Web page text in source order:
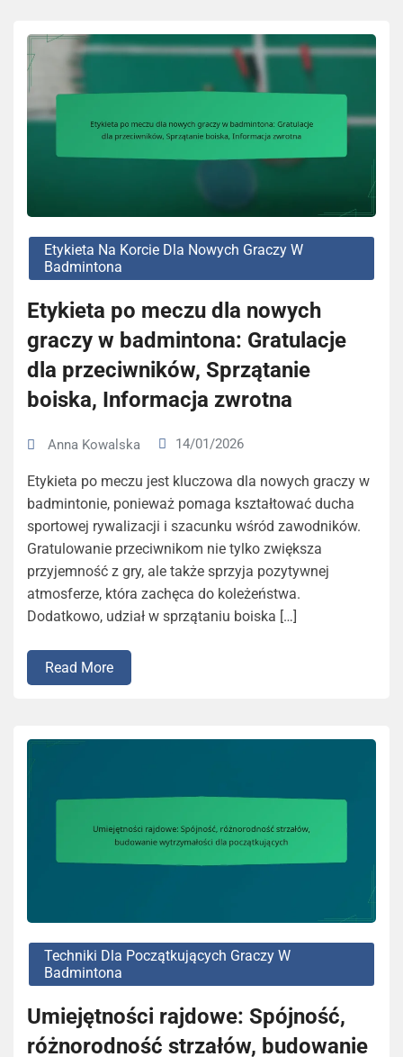
Etykieta Na Korcie Dla Nowych Graczy W
Badmintona
Etykieta po meczu dla nowych
graczy w badmintona: Gratulacje
dla przeciwników, Sprzątanie
boiska, Informacja zwrotna
Anna Kowalska 14/01/2026
Etykieta po meczu jest kluczowa dla nowych graczy w
badmintonie, ponieważ pomaga kształtować ducha
sportowej rywalizacji i szacunku wśród zawodników.
Gratulowanie przeciwnikom nie tylko zwiększa
przyjemność z gry, ale także sprzyja pozytywnej
atmosferze, która zachęca do koleżeństwa.
Dodatkowo, udział w sprzątaniu boiska […]
Read More
Techniki Dla Początkujących Graczy W
Badmintona
Umiejętności rajdowe: Spójność,
różnorodność strzałów, budowanie